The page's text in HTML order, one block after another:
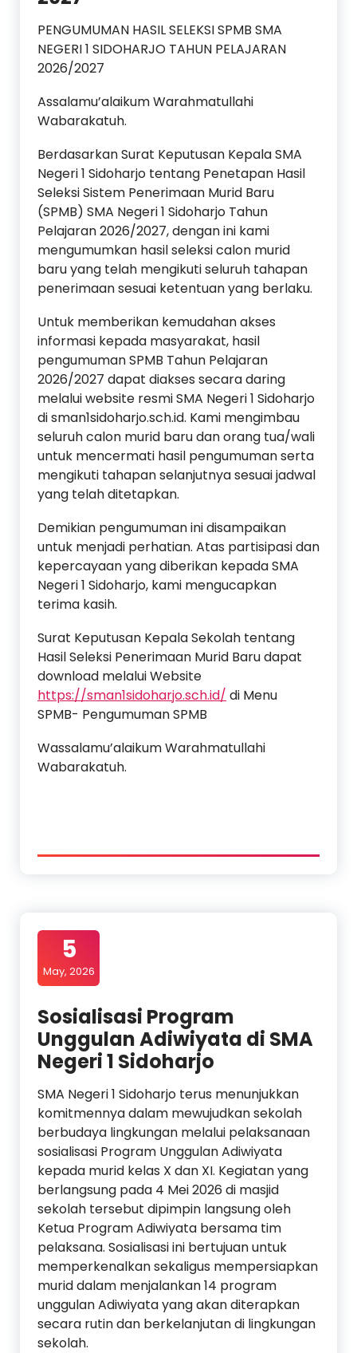
PENGUMUMAN HASIL SELEKSI SPMB SMA
NEGERI 1 SIDOHARJO TAHUN PELAJARAN
2026/2027
Assalamu’alaikum Warahmatullahi
Wabarakatuh.
Berdasarkan Surat Keputusan Kepala SMA
Negeri 1 Sidoharjo tentang Penetapan Hasil
Seleksi Sistem Penerimaan Murid Baru
(SPMB) SMA Negeri 1 Sidoharjo Tahun
Pelajaran 2026/2027, dengan ini kami
mengumumkan hasil seleksi calon murid
baru yang telah mengikuti seluruh tahapan
penerimaan sesuai ketentuan yang berlaku.
Untuk memberikan kemudahan akses
informasi kepada masyarakat, hasil
pengumuman SPMB Tahun Pelajaran
2026/2027 dapat diakses secara daring
melalui website resmi SMA Negeri 1 Sidoharjo
di sman1sidoharjo.sch.id. Kami mengimbau
seluruh calon murid baru dan orang tua/wali
untuk mencermati hasil pengumuman serta
mengikuti tahapan selanjutnya sesuai jadwal
yang telah ditetapkan.
Demikian pengumuman ini disampaikan
untuk menjadi perhatian. Atas partisipasi dan
kepercayaan yang diberikan kepada SMA
Negeri 1 Sidoharjo, kami mengucapkan
terima kasih.
Surat Keputusan Kepala Sekolah tentang
Hasil Seleksi Penerimaan Murid Baru dapat
download melalui Website
https://sman1sidoharjo.sch.id/ di Menu
SPMB- Pengumuman SPMB
Wassalamu’alaikum Warahmatullahi
Wabarakatuh.
5
May, 2026
Sosialisasi Program
Unggulan Adiwiyata di SMA
Negeri 1 Sidoharjo
SMA Negeri 1 Sidoharjo terus menunjukkan
komitmennya dalam mewujudkan sekolah
berbudaya lingkungan melalui pelaksanaan
sosialisasi Program Unggulan Adiwiyata
kepada murid kelas X dan XI. Kegiatan yang
berlangsung pada 4 Mei 2026 di masjid
sekolah tersebut dipimpin langsung oleh
Ketua Program Adiwiyata bersama tim
pelaksana. Sosialisasi ini bertujuan untuk
memperkenalkan sekaligus mempersiapkan
murid dalam menjalankan 14 program
unggulan Adiwiyata yang akan diterapkan
secara rutin dan berkelanjutan di lingkungan
sekolah.